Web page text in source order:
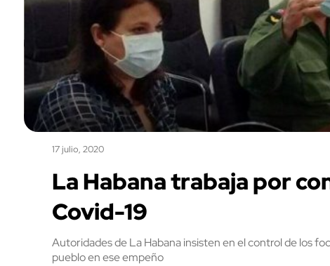
17 julio, 2020
La Habana trabaja por
Covid-19
Autoridades de La Habana insisten en el control de los
pueblo en ese empeño